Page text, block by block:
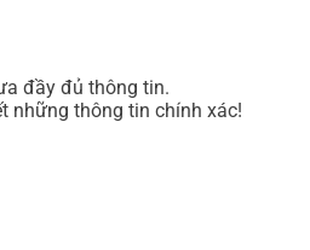
đầy đủ thông tin.
những thông tin chính xác!